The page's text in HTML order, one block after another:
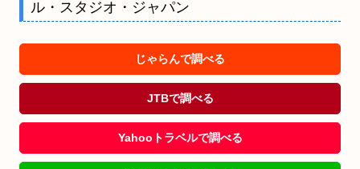
ル・スタジオ・ジャパン
じゃらんで調べる
JTBで調べる
Yahooトラベルで調べる